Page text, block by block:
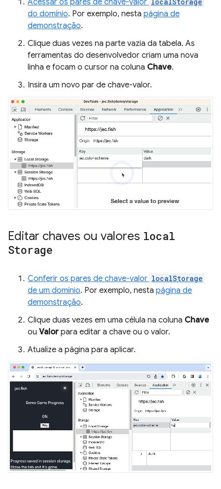
do domínio. Por exemplo, nesta página de
demonstração.
Clique duas vezes na parte vazia da tabela. As
ferramentas do desenvolvedor criam uma nova
linha e focam o cursor na coluna Chave.
Insira um novo par de chave-valor.
Editar chaves ou valores local
Storage
Conferir os pares de chave-valor localStorage
de um domínio. Por exemplo, nesta página de
demonstração.
Clique duas vezes em uma célula na coluna Chave
ou Valor para editar a chave ou o valor.
Atualize a página para aplicar.